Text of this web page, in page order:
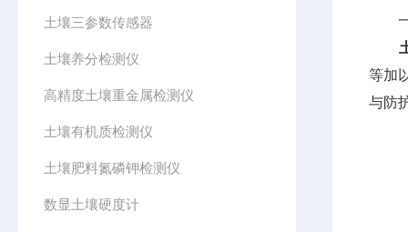
土壤三参数传感器
土壤养分检测仪
高精度土壤重金属检测仪
土壤有机质检测仪
土壤肥料氮磷钾检测仪
数显土壤硬度计
一
等加
与防